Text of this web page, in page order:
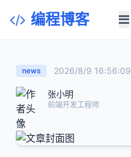
编程博客
news 2026/8/9 16:56:09
张小明
前端开发工程师